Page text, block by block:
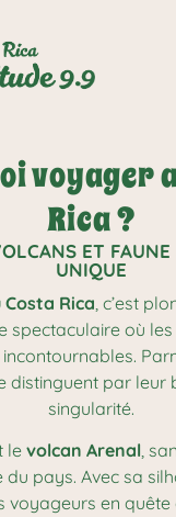
voyager
Rica ?
ET FAUNE
UNIQUE
Rica, c’est
spectaculaire où
distinguent par leur
singularité.
le volcan Arenal,
pays. Avec sa
voyageurs en quête